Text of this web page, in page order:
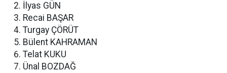
İlyas GÜN
Recai BAŞAR
Turgay ÇÖRÜT
Bülent KAHRAMAN
Telat KUKU
Ünal BOZDAĞ